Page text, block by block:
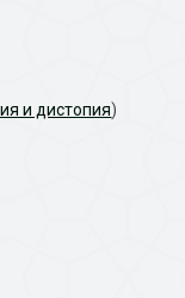
и дистопия)